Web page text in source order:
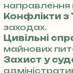
направлення
Конфлікти з
заходах.
Цивільні
майнових
Захист у